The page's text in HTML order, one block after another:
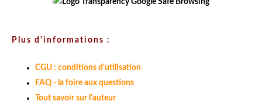
Plus d'informations :
CGU : conditions d'utilisation
FAQ - la foire aux questions
Tout savoir sur l'auteur